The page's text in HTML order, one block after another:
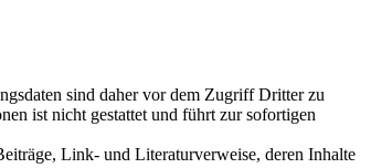
sind daher vor dem Zugriff Dritter zu
ist nicht gestattet und führt zur sofortigen
Link- und Literaturverweise, deren Inhalte